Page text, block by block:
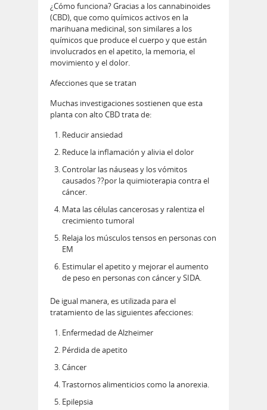
¿Cómo funciona? Gracias a los cannabinoides
(CBD), que como químicos activos en la
marihuana medicinal, son similares a los
químicos que produce el cuerpo y que están
involucrados en el apetito, la memoria, el
movimiento y el dolor.
Afecciones que se tratan
Muchas investigaciones sostienen que esta
planta con alto CBD trata de:
Reducir ansiedad
Reduce la inflamación y alivia el dolor
Controlar las náuseas y los vómitos
causados ??por la quimioterapia contra el
cáncer.
Mata las células cancerosas y ralentiza el
crecimiento tumoral
Relaja los músculos tensos en personas con
EM
Estimular el apetito y mejorar el aumento
de peso en personas con cáncer y SIDA.
De igual manera, es utilizada para el
tratamiento de las siguientes afecciones:
Enfermedad de Alzheimer
Pérdida de apetito
Cáncer
Trastornos alimenticios como la anorexia.
Epilepsia